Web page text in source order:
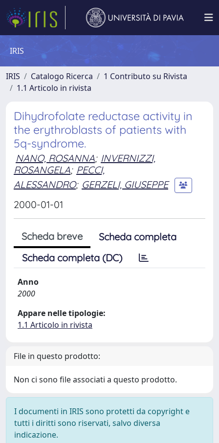
IRIS
IRIS Catalogo Ricerca
1 Contributo su Rivista
1.1 Articolo in rivista
Dihydrofolate reductase activity in
the erythroblasts of patients with
5q-syndrome.
NANO, ROSANNA; INVERNIZZI,
ROSANGELA; PECCI,
ALESSANDRO; GERZELI, GIUSEPPE
2000-01-01
Scheda breve
Scheda completa
Scheda completa (DC)
Anno
2000
Appare nelle tipologie:
1.1 Articolo in rivista
File in questo prodotto:
Non ci sono file associati a questo prodotto.
I documenti in IRIS sono protetti da copyright e
tutti i diritti sono riservati, salvo diversa
indicazione.